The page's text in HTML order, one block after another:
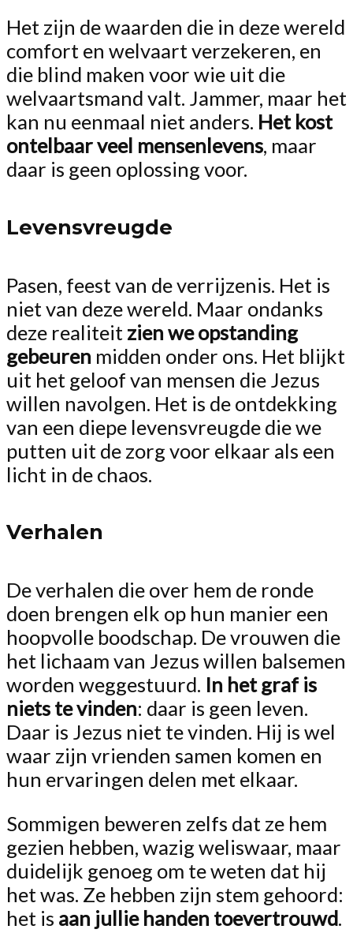
Het zijn de waarden die in deze wereld
comfort en welvaart verzekeren, en
die blind maken voor wie uit die
welvaartsmand valt. Jammer, maar het
kan nu eenmaal niet anders. Het kost
ontelbaar veel mensenlevens, maar
daar is geen oplossing voor.
Levensvreugde
Pasen, feest van de verrijzenis. Het is
niet van deze wereld. Maar ondanks
deze realiteit zien we opstanding
gebeuren midden onder ons. Het blijkt
uit het geloof van mensen die Jezus
willen navolgen. Het is de ontdekking
van een diepe levensvreugde die we
putten uit de zorg voor elkaar als een
licht in de chaos.
Verhalen
De verhalen die over hem de ronde
doen brengen elk op hun manier een
hoopvolle boodschap. De vrouwen die
het lichaam van Jezus willen balsemen
worden weggestuurd. In het graf is
niets te vinden: daar is geen leven.
Daar is Jezus niet te vinden. Hij is wel
waar zijn vrienden samen komen en
hun ervaringen delen met elkaar.
Sommigen beweren zelfs dat ze hem
gezien hebben, wazig weliswaar, maar
duidelijk genoeg om te weten dat hij
het was. Ze hebben zijn stem gehoord:
het is aan jullie handen toevertrouwd.